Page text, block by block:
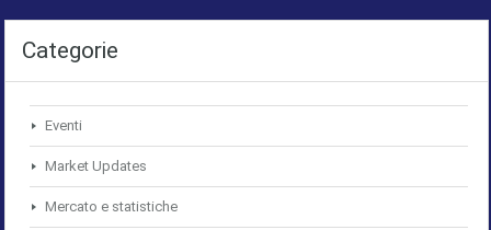
Categorie
Eventi
Market Updates
Mercato e statistiche